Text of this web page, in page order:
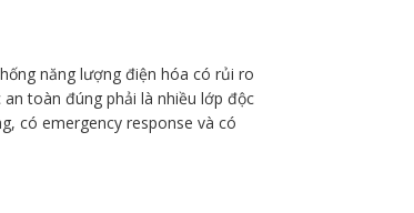
năng lượng điện hóa có rủi ro
toàn đúng phải là nhiều lớp độc
có emergency response và có